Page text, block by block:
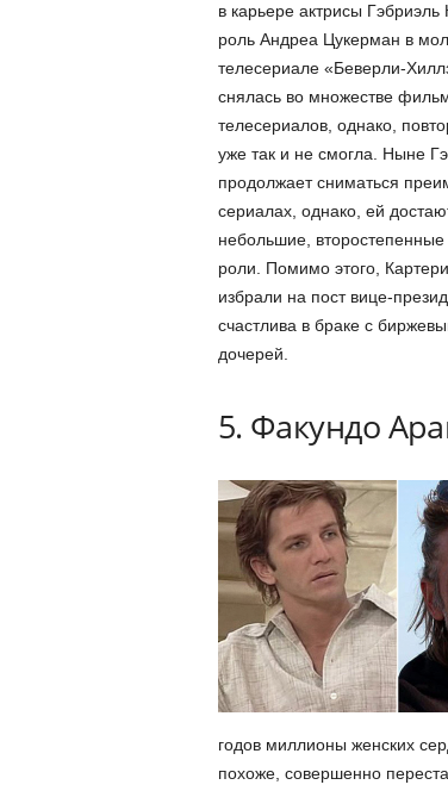
в карьере актрисы Гэбриэль
роль Андреа Цукерман в
телесериале «Беверли-
снялась во множестве
телесериалов, однако,
уже так и не смогла. Ныне
продолжает сниматься
сериалах, однако, ей
небольшие, второстепенные
роли. Помимо этого,
избрали на пост вице-
счастлива в браке с
дочерей.
5. Факундо
годов миллионы женских
похоже, совершенно